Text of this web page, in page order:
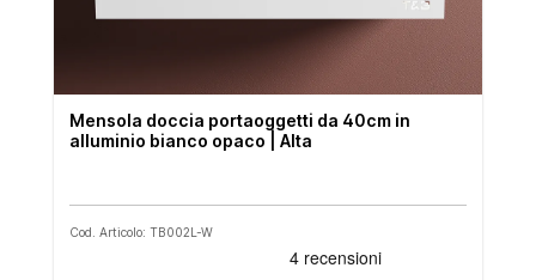
Mensola doccia portaoggetti da 40cm in
alluminio bianco opaco | Alta
Cod. Articolo: TB002L-W